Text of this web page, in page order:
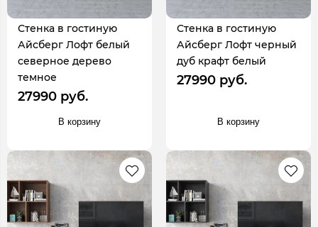
Стенка в гостиную
Айсберг Лофт белый
северное дерево
темное
27990 руб.
В корзину
Стенка в гостиную
Айсберг Лофт черный
дуб крафт белый
27990 руб.
В корзину